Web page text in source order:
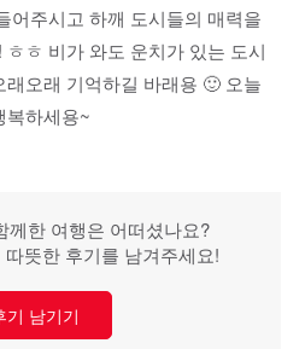
어주시고 하깨 도시들의 매력을
ㅎ 비가 와도 운치가 있는 도시
오래 기억하길 바래용 🙂 오늘
복하세용~
께한 여행은 어떠셨나요?
뜻한 후기를 남겨주세요!
기 남기기